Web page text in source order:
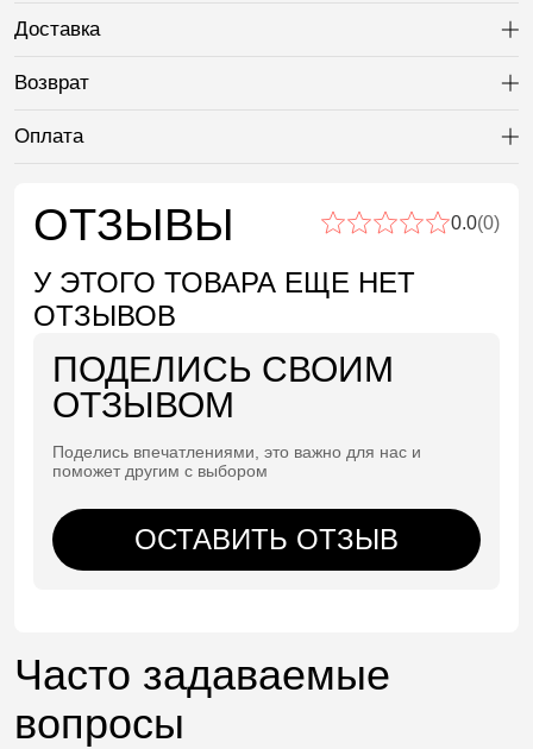
Доставка
Возврат
Оплата
ОТЗЫВЫ 0.0(0)
У ЭТОГО ТОВАРА ЕЩЕ НЕТ
ОТЗЫВОВ
ПОДЕЛИСЬ СВОИМ
ОТЗЫВОМ
Поделись впечатлениями, это важно для нас и
поможет другим с выбором
ОСТАВИТЬ ОТЗЫВ
Часто задаваемые
вопросы